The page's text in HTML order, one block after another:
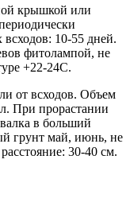
крышкой или
10-55 дней.
фитолампой, не
+22-24С.
от всходов. Объем
При прорастании
в больший
грунт май, июнь, не
30-40 см.